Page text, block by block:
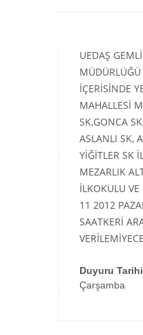
UEDAŞ
İÇERİSİNDE
MAHALLESİ
SK,GONCA
ASLANLI SK,
YİĞİTLER SK
MEZARLIK
İLKOKULU VE
11 2012
SAATKERİ
Duyuru
Çarşamba